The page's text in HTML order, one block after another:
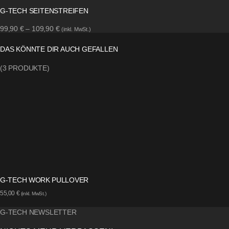
G-TECH SEITENSTREIFEN
99,90 €– 109,90 € (inkl. MwSt.)
DAS KÖNNTE DIR AUCH GEFALLEN
(3 PRODUKTE)
G-TECH WORK PULLOVER
55,00 € (inkl. MwSt.)
G-TECH NEWSLETTER